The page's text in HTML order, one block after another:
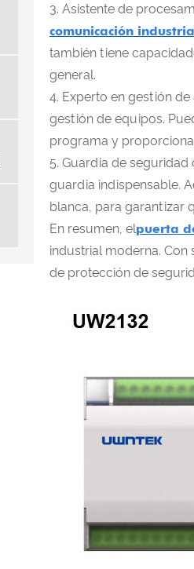
3. Asistente de
comunicación
también tiene
general.
4. Experto en gestión
gestión de equipos.
programa y
5. Guardia de
guardia indispensable.
blanca, para garantizar
En resumen, elpuerta
industrial moderna.
de protección de